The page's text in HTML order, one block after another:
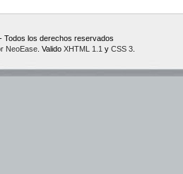
Todos los derechos reservados
NeoEase . Valido XHTML 1.1 y CSS 3